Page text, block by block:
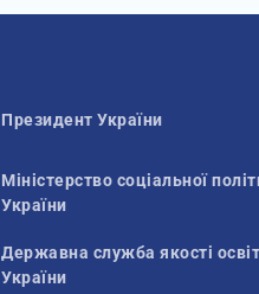
Президент України
Міністерство соціальної
України
Державна служба якості
України